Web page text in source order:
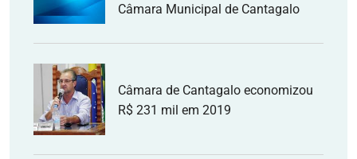
Câmara Municipal de Cantagalo
Câmara de Cantagalo economizou
R$ 231 mil em 2019